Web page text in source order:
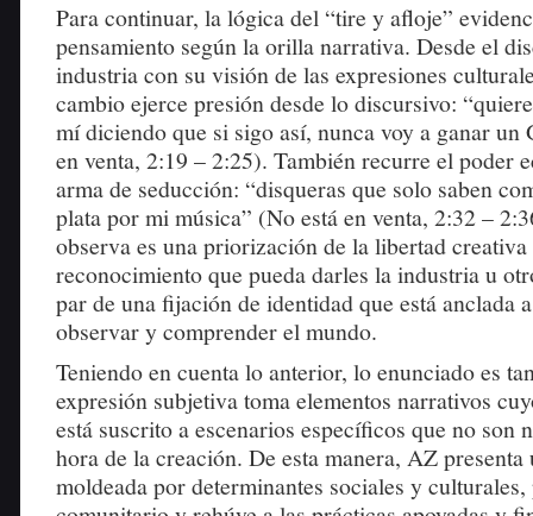
Para continuar, la lógica del “tire y afloje”
pensamiento según la orilla narrativa. Desde el
industria con su visión de las expresiones
cambio ejerce presión desde lo discursivo:
mí diciendo que si sigo así, nunca voy a ganar un
en venta, 2:19 – 2:25). También recurre el poder
arma de seducción: “disqueras que solo saben
plata por mi música” (No está en venta, 2:32 –
observa es una priorización de la libertad
reconocimiento que pueda darles la industria u
par de una fijación de identidad que está anclada
observar y comprender el mundo.
Teniendo en cuenta lo anterior, lo enunciado es
expresión subjetiva toma elementos narrativos
está suscrito a escenarios específicos que no son
hora de la creación. De esta manera, AZ presenta
moldeada por determinantes sociales y